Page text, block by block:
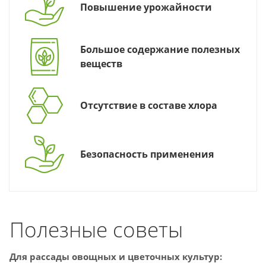
Повышение урожайности
Большое содержание полезных
веществ
Отсутствие в составе хлора
Безопасность применения
Полезные советы
Для рассады овощных и цветочных культур: